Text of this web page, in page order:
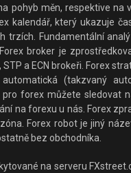
pohyb měn, respektive
kalendář, který ukazuje
trzích. Fundamentální
broker je
a ECN brokeři. Forex
(takzvaný
forex můžete sledovat
na forexu u nás. Forex
Forex robot je jiný
bez obchodníka.
na serveru